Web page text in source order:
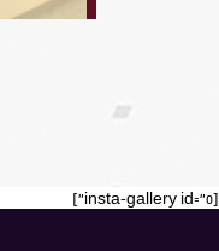
[insta-gallery id="0"]